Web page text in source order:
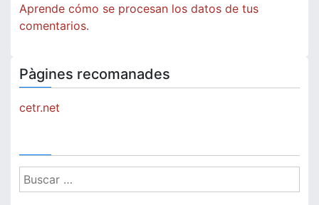
Aprende cómo se procesan los datos de tus
comentarios.
Pàgines recomanades
cetr.net
Buscar: